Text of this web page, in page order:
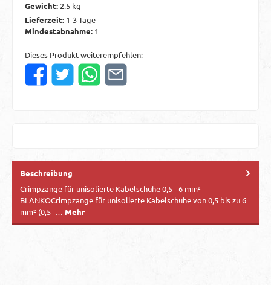
Gewicht: 2.5 kg
Lieferzeit: 1-3 Tage
Mindestabnahme: 1
Dieses Produkt weiterempfehlen:
Beschreibung
Crimpzange für unisolierte Kabelschuhe 0,5 - 6 mm²
BLANKOCrimpzange für unisolierte Kabelschuhe von 0,5 bis zu 6
mm² (0,5 -… Mehr